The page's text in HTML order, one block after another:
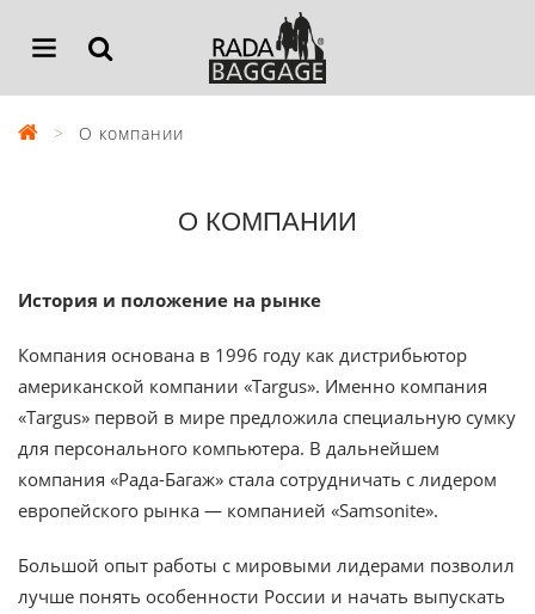
О компании
О КОМПАНИИ
История и положение на рынке
Компания основана в 1996 году как дистрибьютор
американской компании «Targus». Именно компания
«Targus» первой в мире предложила специальную сумку
для персонального компьютера. В дальнейшем
компания «Рада-Багаж» стала сотрудничать с лидером
европейского рынка — компанией «Samsonite».
Большой опыт работы с мировыми лидерами позволил
лучше понять особенности России и начать выпускать